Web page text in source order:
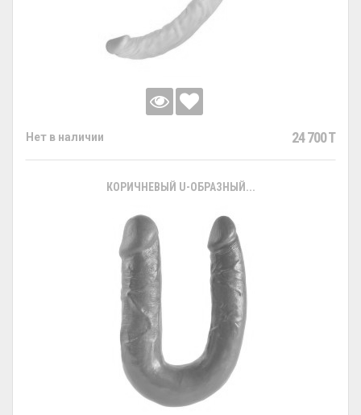
Нет в наличии 24 700 T
КОРИЧНЕВЫЙ U-ОБРАЗНЫЙ...